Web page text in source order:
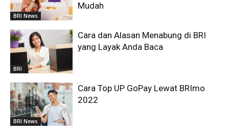
BRI News
Mudah
BRI
Cara dan Alasan Menabung di BRI
yang Layak Anda Baca
BRI News
Cara Top UP GoPay Lewat BRImo
2022